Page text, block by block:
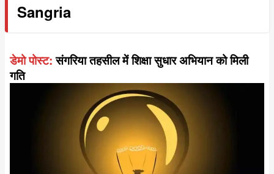
Sangria
डेमो पोस्ट: संगरिया तहसील में शिक्षा सुधार अभियान को मिली
गति